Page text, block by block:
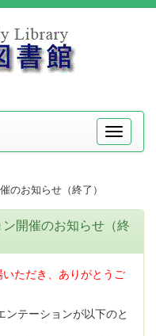
メ
ニ
のお知らせ（終了）
開催のお知らせ（終
ただき、ありがとうご
テーションが以下のと